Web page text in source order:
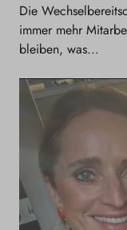
Die
immer mehr
bleiben, was...